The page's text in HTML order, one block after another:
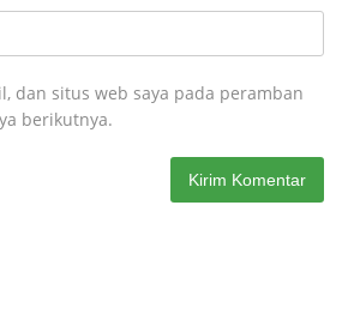
dan situs web saya pada peramban
berikutnya.